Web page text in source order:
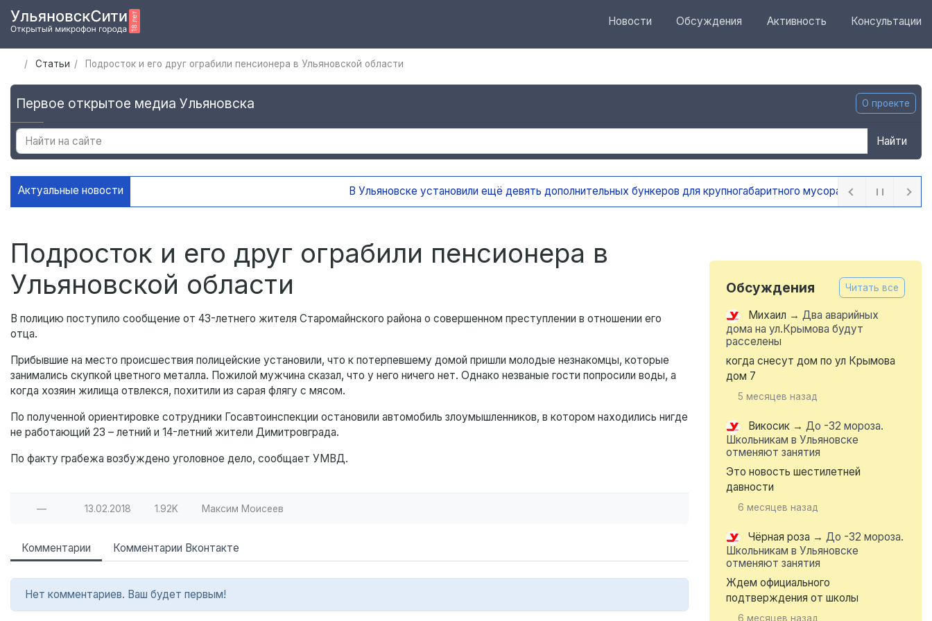
Новости Обсуждения Активность Консультации
Статьи Подросток и его друг ограбили пенсионера в Ульяновской области
Первое открытое медиа Ульяновска О проекте
Найти
Актуальные новости В Ульяновске установили ещё девять дополнительных бункеров для крупногабаритного мусора 16 часов назад
Подросток и его друг ограбили пенсионера в
Ульяновской области
В полицию поступило сообщение от 43-летнего жителя Старомайнского района о совершенном преступлении в отношении его
отца.
Прибывшие на место происшествия полицейские установили, что к потерпевшему домой пришли молодые незнакомцы, которые
занимались скупкой цветного металла. Пожилой мужчина сказал, что у него ничего нет. Однако незваные гости попросили воды, а
когда хозяин жилища отвлекся, похитили из сарая флягу с мясом.
По полученной ориентировке сотрудники Госавтоинспекции остановили автомобиль злоумышленников, в котором находились нигде
не работающий 23 – летний и 14-летний жители Димитровграда.
По факту грабежа возбуждено уголовное дело, сообщает УМВД.
— 13.02.2018 1.92K Максим Моисеев
Комментарии Комментарии Вконтакте
Нет комментариев. Ваш будет первым!
Обсуждения Читать все
Михаил → Два аварийных
дома на ул.Крымова будут
расселены
когда снесут дом по ул Крымова
дом 7
5 месяцев назад
Викосик → До -32 мороза.
Школьникам в Ульяновске
отменяют занятия
Это новость шестилетней
давности
6 месяцев назад
Чёрная роза → До -32 мороза.
Школьникам в Ульяновске
отменяют занятия
Ждем официального
подтверждения от школы
6 месяцев назад